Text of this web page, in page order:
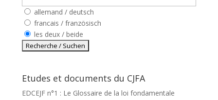
allemand / deutsch
francais / französisch
les deux / beide
Etudes et documents du CJFA
EDCEJF n°1 : Le Glossaire de la loi fondamentale